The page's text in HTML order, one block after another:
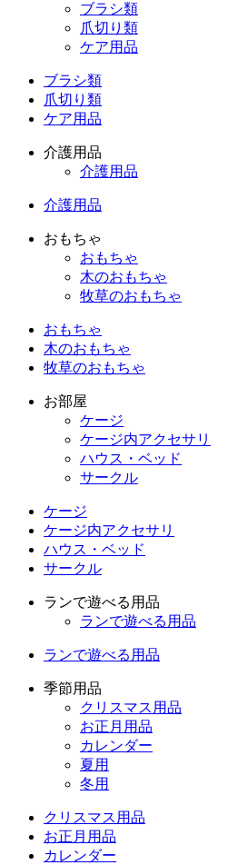
ブラシ類
爪切り類
ケア用品
ブラシ類
爪切り類
ケア用品
介護用品
介護用品
介護用品
おもちゃ
おもちゃ
木のおもちゃ
牧草のおもちゃ
おもちゃ
木のおもちゃ
牧草のおもちゃ
お部屋
ケージ
ケージ内アクセサリ
ハウス・ベッド
サークル
ケージ
ケージ内アクセサリ
ハウス・ベッド
サークル
ランで遊べる用品
ランで遊べる用品
ランで遊べる用品
季節用品
クリスマス用品
お正月用品
カレンダー
夏用
冬用
クリスマス用品
お正月用品
カレンダー